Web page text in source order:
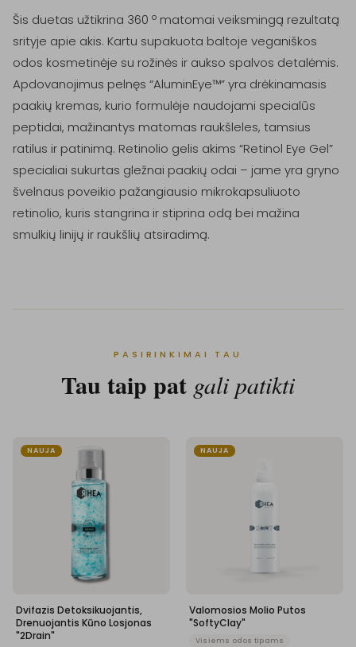
Šis duetas užtikrina 360 º matomai veiksmingą rezultatą
srityje apie akis. Kartu supakuota baltoje veganiškos
odos kosmetinėje su rožinės ir aukso spalvos detalėmis.
Apdovanojimus pelnęs “AluminEye™” yra drėkinamasis
paakių kremas, kurio formulėje naudojami specialūs
peptidai, mažinantys matomas raukšleles, tamsius
ratilus ir patinimą. Retinolio gelis akims “Retinol Eye Gel”
specialiai sukurtas gležnai paakių odai – jame yra gryno
švelnaus poveikio pažangiausio mikrokapsuliuoto
retinolio, kuris stangrina ir stiprina odą bei mažina
PASIRINKIMAI TAU
Tau taip pat gali patikti
NAUJA
Dvifazis Detoksikuojantis,
Drenuojantis Kūno Losjonas
"2Drain"
NAUJA
Valomosios Molio Putos
"SoftyClay"
Visiems odos tipams